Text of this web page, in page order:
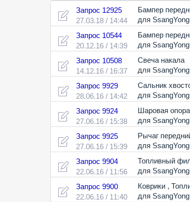
Запрос 12925
27.03.18 / 14:44
Бампер
для
Запрос 10544
20.12.16 / 14:39
Бампер
для
Запрос 10508
14.12.16 / 16:37
Свеча накала
для
Запрос 9929
28.06.16 / 14:42
Сальник
для
Запрос 9924
27.06.16 / 15:38
Шаровая опора
для
Запрос 9925
27.06.16 / 15:39
Рычаг
для
Запрос 9904
22.06.16 / 11:56
Топливный
для
Запрос 9900
22.06.16 / 11:40
Коврики ,
для